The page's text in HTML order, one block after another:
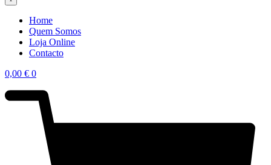
Home
Quem Somos
Loja Online
Contacto
0,00 € 0